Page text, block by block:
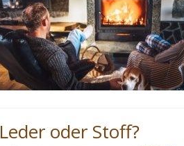
Leder oder Stoff?